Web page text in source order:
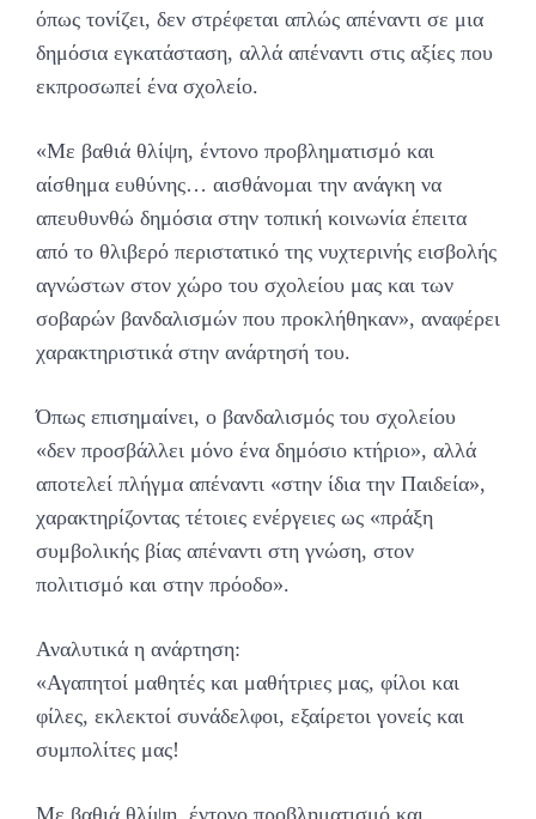
όπως τονίζει, δεν στρέφεται απλώς απέναντι σε μια
δημόσια εγκατάσταση, αλλά απέναντι στις αξίες που
εκπροσωπεί ένα σχολείο.
«Με βαθιά θλίψη, έντονο προβληματισμό και
αίσθημα ευθύνης… αισθάνομαι την ανάγκη να
απευθυνθώ δημόσια στην τοπική κοινωνία έπειτα
από το θλιβερό περιστατικό της νυχτερινής εισβολής
αγνώστων στον χώρο του σχολείου μας και των
σοβαρών βανδαλισμών που προκλήθηκαν», αναφέρει
χαρακτηριστικά στην ανάρτησή του.
Όπως επισημαίνει, ο βανδαλισμός του σχολείου
«δεν προσβάλλει μόνο ένα δημόσιο κτήριο», αλλά
αποτελεί πλήγμα απέναντι «στην ίδια την Παιδεία»,
χαρακτηρίζοντας τέτοιες ενέργειες ως «πράξη
συμβολικής βίας απέναντι στη γνώση, στον
πολιτισμό και στην πρόοδο».
Αναλυτικά η ανάρτηση:
«Αγαπητοί μαθητές και μαθήτριες μας, φίλοι και
φίλες, εκλεκτοί συνάδελφοι, εξαίρετοι γονείς και
συμπολίτες μας!
Με βαθιά θλίψη, έντονο προβληματισμό και